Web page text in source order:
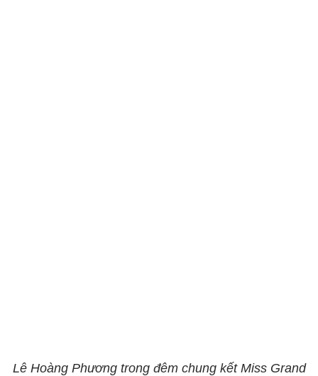
Lê Hoàng Phương trong đêm chung kết Miss Grand